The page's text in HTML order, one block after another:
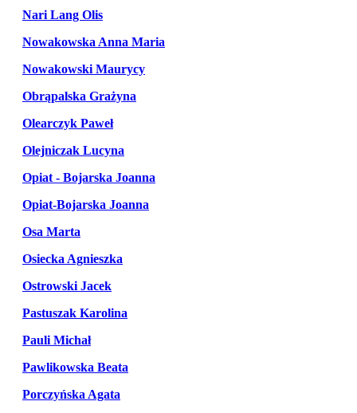
Nari Lang Olis
Nowakowska Anna Maria
Nowakowski Maurycy
Obrąpalska Grażyna
Olearczyk Paweł
Olejniczak Lucyna
Opiat - Bojarska Joanna
Opiat-Bojarska Joanna
Osa Marta
Osiecka Agnieszka
Ostrowski Jacek
Pastuszak Karolina
Pauli Michał
Pawlikowska Beata
Porczyńska Agata